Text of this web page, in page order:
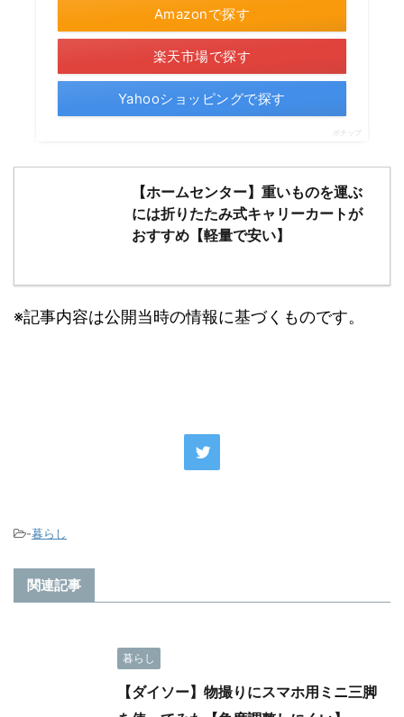
Amazonで探す
楽天市場で探す
ポチップ
【ホームセンター】重いものを運ぶ
には折りたたみ式キャリーカートが
-暮らし
暮らし